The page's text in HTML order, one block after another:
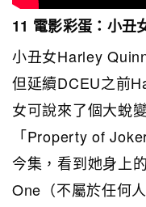
11 電影彩蛋：小丑
小丑女Harley
但延續DCEU之前
女可說來了個大蛻
「Property of
今集，看到她身上
One（不屬於任何